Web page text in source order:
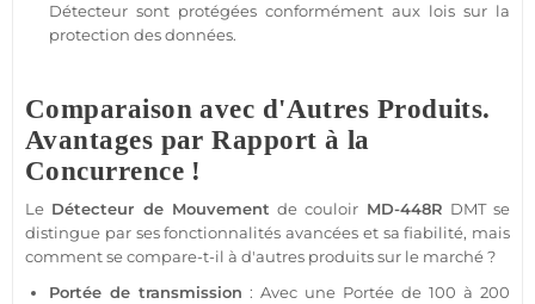
Détecteur sont protégées conformément aux lois sur la
protection des données.
Comparaison avec d'Autres Produits.
Avantages par Rapport à la
Concurrence !
Le Détecteur de Mouvement de couloir MD-448R DMT se
distingue par ses fonctionnalités avancées et sa fiabilité, mais
comment se compare-t-il à d'autres produits sur le marché ?
Portée de transmission : Avec une Portée de 100 à 200